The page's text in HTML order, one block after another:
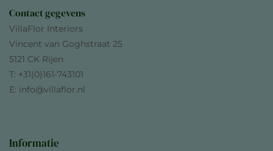
Contact gegevens
VillaFlor Interiors
Vincent van Goghstraat 25
5121 CK Rijen
T: +31(0)161-743101
E: info@villaflor.nl
Informatie